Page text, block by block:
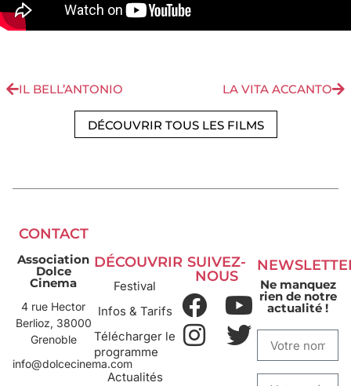
IL BELL’ANTONIO LA VITA ACCANTO
DÉCOUVRIR TOUS LES FILMS
CONTACT
Association
Dolce
Cinema
4 rue Hector
Berlioz, 38000
Grenoble
info@dolcecinema.com
DÉCOUVRIR
Festival
Infos & Tarifs
Télécharger le
programme
Actualités
SUIVEZ-
NOUS
Ne manquez
rien de notre
actualité !